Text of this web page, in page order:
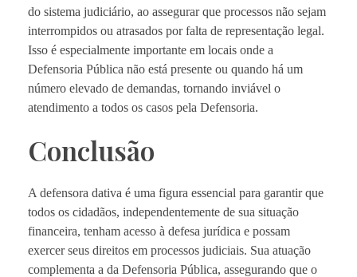
do sistema judiciário, ao assegurar que processos não sejam
interrompidos ou atrasados por falta de representação legal.
Isso é especialmente importante em locais onde a
Defensoria Pública não está presente ou quando há um
número elevado de demandas, tornando inviável o
atendimento a todos os casos pela Defensoria.
Conclusão
A defensora dativa é uma figura essencial para garantir que
todos os cidadãos, independentemente de sua situação
financeira, tenham acesso à defesa jurídica e possam
exercer seus direitos em processos judiciais. Sua atuação
complementa a da Defensoria Pública, assegurando que o